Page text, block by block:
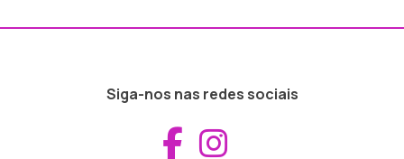
Siga-nos nas redes sociais
Aceder ao